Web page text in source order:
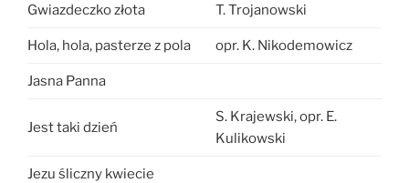
Gwiazdeczko złota T. Trojanowski
Hola, hola, pasterze z pola opr. K. Nikodemowicz
Jasna Panna
Jest taki dzień
S. Krajewski, opr. E.
Kulikowski
Jezu śliczny kwiecie